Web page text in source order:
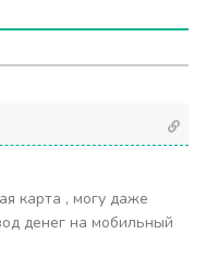
карта , могу даже
денег на мобильный